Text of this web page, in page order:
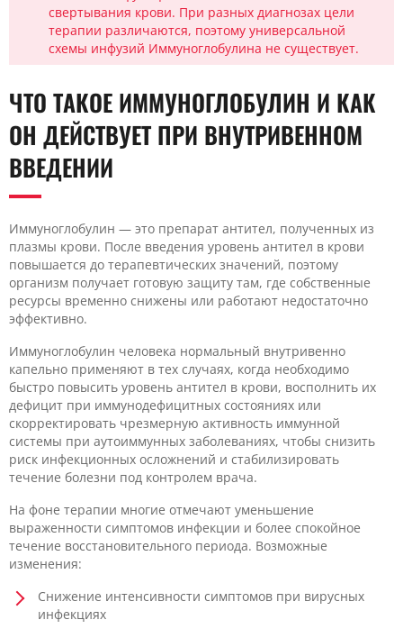
свертывания крови. При разных диагнозах цели
терапии различаются, поэтому универсальной
схемы инфузий Иммуноглобулина не существует.
ЧТО ТАКОЕ ИММУНОГЛОБУЛИН И КАК
ОН ДЕЙСТВУЕТ ПРИ ВНУТРИВЕННОМ
ВВЕДЕНИИ
Иммуноглобулин — это препарат антител, полученных из
плазмы крови. После введения уровень антител в крови
повышается до терапевтических значений, поэтому
организм получает готовую защиту там, где собственные
ресурсы временно снижены или работают недостаточно
эффективно.
Иммуноглобулин человека нормальный внутривенно
капельно применяют в тех случаях, когда необходимо
быстро повысить уровень антител в крови, восполнить их
дефицит при иммунодефицитных состояниях или
скорректировать чрезмерную активность иммунной
системы при аутоиммунных заболеваниях, чтобы снизить
риск инфекционных осложнений и стабилизировать
течение болезни под контролем врача.
На фоне терапии многие отмечают уменьшение
выраженности симптомов инфекции и более спокойное
течение восстановительного периода. Возможные
изменения:
Снижение интенсивности симптомов при вирусных
инфекциях